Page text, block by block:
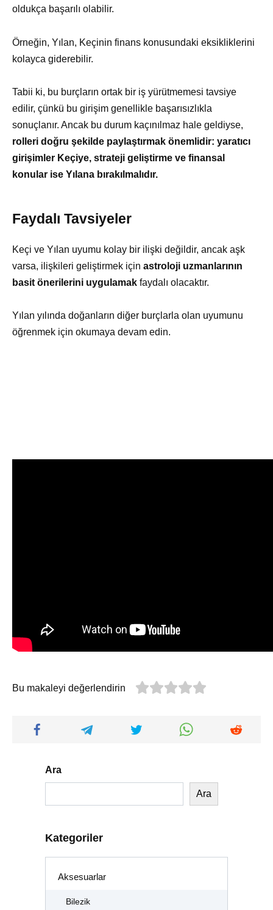
oldukça başarılı olabilir.
Örneğin, Yılan, Keçinin finans konusundaki eksikliklerini
kolayca giderebilir.
Tabii ki, bu burçların ortak bir iş yürütmemesi tavsiye
edilir, çünkü bu girişim genellikle başarısızlıkla
sonuçlanır. Ancak bu durum kaçınılmaz hale geldiyse,
rolleri doğru şekilde paylaştırmak önemlidir: yaratıcı
girişimler Keçiye, strateji geliştirme ve finansal
konular ise Yılana bırakılmalıdır.
Faydalı Tavsiyeler
Keçi ve Yılan uyumu kolay bir ilişki değildir, ancak aşk
varsa, ilişkileri geliştirmek için astroloji uzmanlarının
basit önerilerini uygulamak faydalı olacaktır.
Yılan yılında doğanların diğer burçlarla olan uyumunu
öğrenmek için okumaya devam edin.
Bu makaleyi değerlendirin
Ara
Ara
Kategoriler
Aksesuarlar
Bilezik